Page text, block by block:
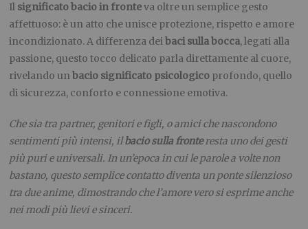
Il significato bacio in fronteva oltre un semplice gesto
affettuoso: è un atto che unisce protezione, rispetto e amore
incondizionato. A differenza deibaci sulla bocca, legati alla
passione, questo tocco delicato parla direttamente al cuore,
rivelando unbacio significato psicologico profondo, quello
di sicurezza, conforto e connessione emotiva.
Che sia tra partner, genitori e figli, o amici che nascondono
sentimenti più intensi, ilbacio sulla fronteresta uno dei gesti
più puri e universali. In un’epoca in cui le parole a volte non
bastano, questo semplice contatto diventa un ponte silenzioso
tra due anime, dimostrando che l’amore vero si esprime anche
nei modi più lievi e sinceri.